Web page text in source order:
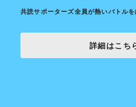
共読サポーターズ全員が熱いバトルを
詳細はこち